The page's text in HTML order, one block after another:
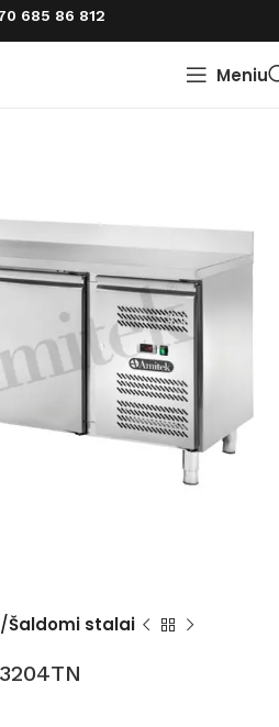
685 86 812
Meniu
Šaldomi stalai